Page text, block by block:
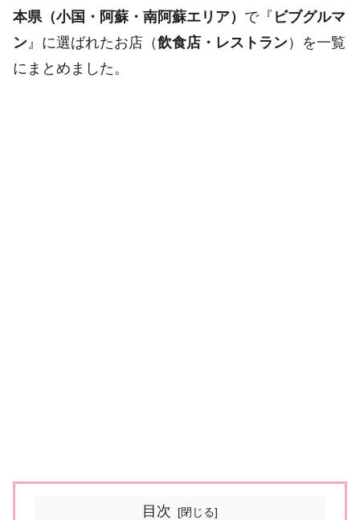
本県（小国・阿蘇・南阿蘇エリア） で『 ビブグルマ
ン 』に選ばれたお店（飲食店・レストラン）を一覧
にまとめました。
目次